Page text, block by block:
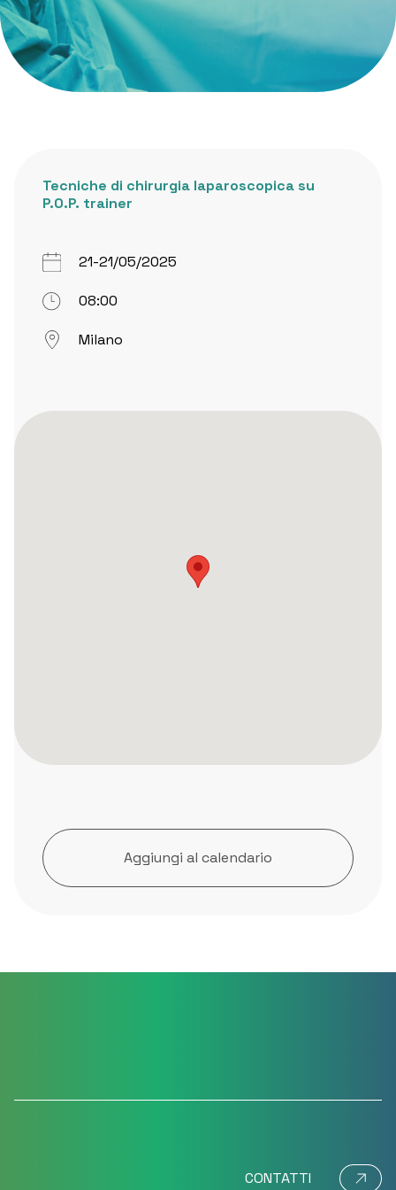
Tecniche di chirurgia laparoscopica su
P.O.P. trainer
21-21/05/2025
08:00
Milano
Aggiungi al calendario
CONTATTI